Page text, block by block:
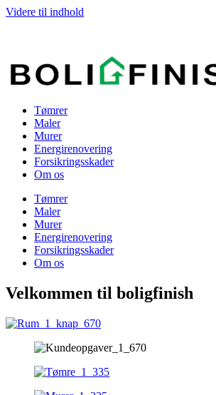
Videre til indhold
Tømrer
Maler
Murer
Energirenovering
Forsikringsskader
Om os
Tømrer
Maler
Murer
Energirenovering
Forsikringsskader
Om os
Velkommen til boligfinish